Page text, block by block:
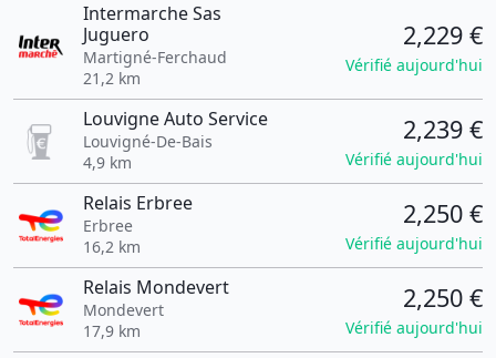
Intermarche Sas
Juguero
Martigné-Ferchaud
21,2 km
2,229 €
Vérifié aujourd'hui
Louvigne Auto Service
Louvigné-De-Bais
4,9 km
2,239 €
Vérifié aujourd'hui
Relais Erbree
Erbree
16,2 km
2,250 €
Vérifié aujourd'hui
Relais Mondevert
Mondevert
17,9 km
2,250 €
Vérifié aujourd'hui